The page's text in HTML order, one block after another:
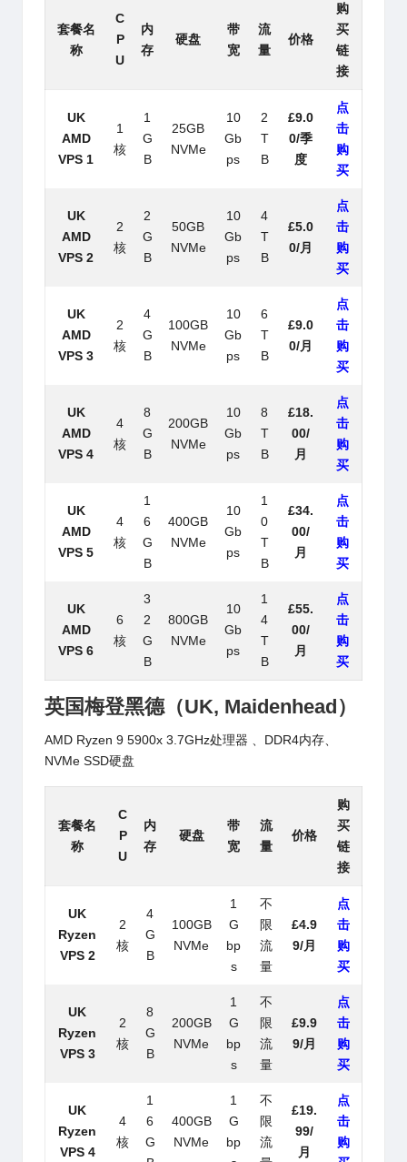
套餐名
称
C
P
U
内
存
硬盘
带
宽
流
量
价格
购
买
链
接
UK
AMD
VPS 1
1
核
1
G
B
25GB
NVMe
10
Gb
ps
2
T
B
£9.0
0/季
度
点
击
购
买
UK
AMD
VPS 2
2
核
2
G
B
50GB
NVMe
10
Gb
ps
4
T
B
£5.0
0/月
点
击
购
买
UK
AMD
VPS 3
2
核
4
G
B
100GB
NVMe
10
Gb
ps
6
T
B
£9.0
0/月
点
击
购
买
UK
AMD
VPS 4
4
核
8
G
B
200GB
NVMe
10
Gb
ps
8
T
B
£18.
00/
月
点
击
购
买
UK
AMD
VPS 5
4
核
1
6
G
B
400GB
NVMe
10
Gb
ps
1
0
T
B
£34.
00/
月
点
击
购
买
UK
AMD
VPS 6
6
核
3
2
G
B
800GB
NVMe
10
Gb
ps
1
4
T
B
£55.
00/
月
点
击
购
买
英国梅登黑德（UK, Maidenhead）
AMD Ryzen 9 5900x 3.7GHz处理器 、DDR4内存、
NVMe SSD硬盘
套餐名
称
C
P
U
内
存
硬盘
带
宽
流
量
价格
购
买
链
接
UK
Ryzen
VPS 2
2
核
4
G
B
100GB
NVMe
1
G
bp
s
不
限
流
量
£4.9
9/月
点
击
购
买
UK
Ryzen
VPS 3
2
核
8
G
B
200GB
NVMe
1
G
bp
s
不
限
流
量
£9.9
9/月
点
击
购
买
UK
Ryzen
VPS 4
4
核
1
6
G
400GB
NVMe
1
G
bp
不
限
流
£19.
99/
月
点
击
购